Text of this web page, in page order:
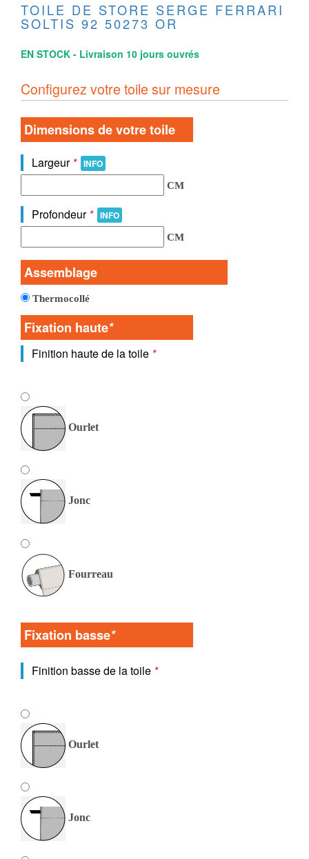
TOILE DE STORE SERGE FERRARI
SOLTIS 92 50273 OR
EN STOCK - Livraison 10 jours ouvrés
Configurez votre toile sur mesure
Dimensions de votre toile
Largeur * INFO
CM
Profondeur * INFO
CM
Assemblage
Thermocollé
Fixation haute*
Finition haute de la toile *
Ourlet
Jonc
Fourreau
Fixation basse*
Finition basse de la toile *
Ourlet
Jonc